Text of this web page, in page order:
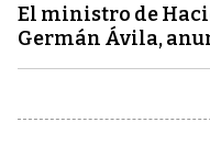
El ministro de
Germán Ávila,